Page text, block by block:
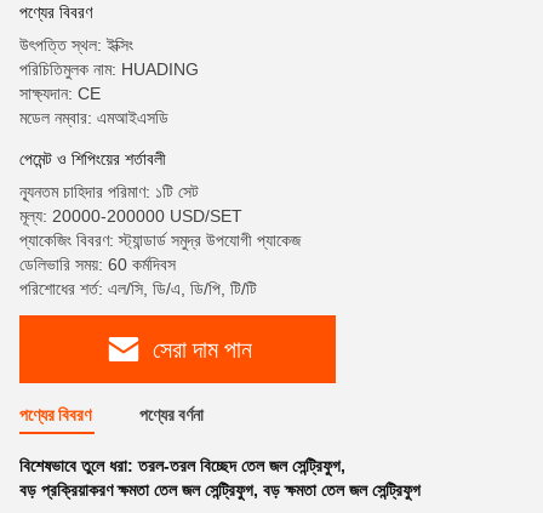
পণ্যের বিবরণ
উৎপত্তি স্থল: ইক্সিং
পরিচিতিমুলক নাম: HUADING
সাক্ষ্যদান: CE
মডেল নম্বার: এমআইএসডি
পেমেন্ট ও শিপিংয়ের শর্তাবলী
ন্যূনতম চাহিদার পরিমাণ: ১টি সেট
মূল্য: 20000-200000 USD/SET
প্যাকেজিং বিবরণ: স্ট্যান্ডার্ড সমুদ্র উপযোগী প্যাকেজ
ডেলিভারি সময়: 60 কর্মদিবস
পরিশোধের শর্ত: এল/সি, ডি/এ, ডি/পি, টি/টি
সেরা দাম পান
পণ্যের বিবরণ পণ্যের বর্ণনা
বিশেষভাবে তুলে ধরা:তরল-তরল বিচ্ছেদ তেল জল সেন্ট্রিফুগ,
বড় প্রক্রিয়াকরণ ক্ষমতা তেল জল সেন্ট্রিফুগ, বড় ক্ষমতা তেল জল সেন্ট্রিফুগ